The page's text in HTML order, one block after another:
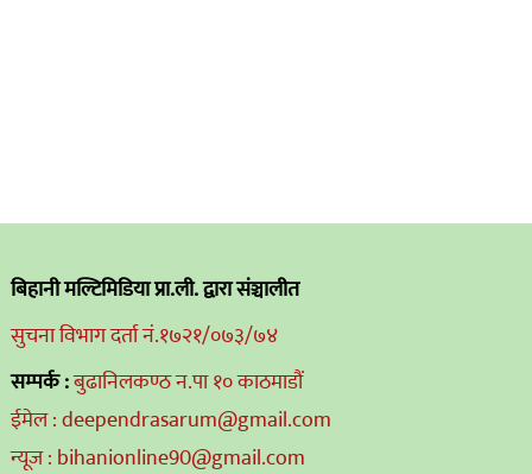
बिहानी मल्टिमिडिया प्रा.ली. द्वारा संञ्चालीत
सुचना विभाग दर्ता नं.१७२१/०७३/७४
सम्पर्क :बुढानिलकण्ठ न.पा १० काठमाडौं
ईमेल : deependrasarum@gmail.com
न्यूज : bihanionline90@gmail.com